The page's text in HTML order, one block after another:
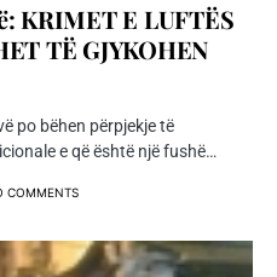
KRIMET E LUFTËS
TË GJYKOHEN
po bëhen përpjekje të
e që është një fushë…
COMMENTS